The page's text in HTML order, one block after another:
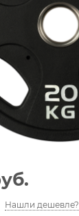
Нашли дешевле?